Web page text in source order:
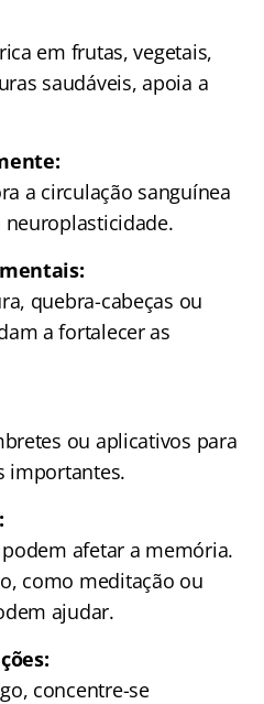
em frutas, vegetais,
saudáveis, apoia a
a circulação sanguínea
quebra-cabeças ou
a fortalecer as
ou aplicativos para
importantes.
afetar a memória.
como meditação ou
ajudar.
concentre-se